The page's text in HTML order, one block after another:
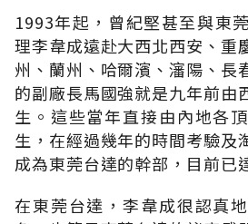
1993年起，曾紀堅甚至與東
理李韋成遠赴大西北西安、重
州、蘭州、哈爾濱、瀋陽、長
的副廠長馬國強就是九年前由
生。這些當年直接由內地各
生，在經過幾年的時間考驗及
成為東莞台達的幹部，目前已
在東莞台達，李韋成很認真